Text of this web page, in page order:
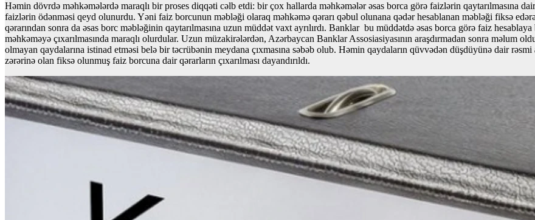
Həmin dövrdə məhkəmələrdə maraqlı bir proses diqqəti cəlb etdi: bir çox hallarda məhkəmələr əsas borca görə faizlərin qaytarılmasına
faizlərin ödənməsi qeyd olunurdu. Yəni faiz borcunun məbləği olaraq məhkəmə qərarı qəbul olunana qədər hesablanan məbləği fiksə
qərarından sonra da əsas borc məbləğinin qaytarılmasına uzun müddət vaxt ayrılırdı. Banklar bu müddətdə əsas borca görə faiz
məhkəməyə çıxarılmasında maraqlı olurdular. Uzun müzakirələrdən, Azərbaycan Banklar Assosiasiyasının araşdırmadan sonra məlum
olmayan qaydalarına istinad etməsi belə bir təcrübənin meydana çıxmasına səbəb olub. Həmin qaydaların qüvvədən düşdüyünə dair
zərərinə olan fiksə olunmuş faiz borcuna dair qərarların çıxarılması dayandırıldı.